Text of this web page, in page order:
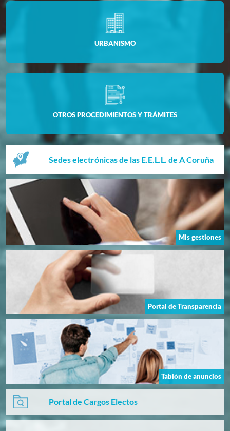
URBANISMO
OTROS PROCEDIMIENTOS Y TRÁMITES
Sedes electrónicas de las E.E.L.L. de A Coruña
Mis gestiones
Portal de Transparencia
Tablón de anuncios
Portal de Cargos Electos